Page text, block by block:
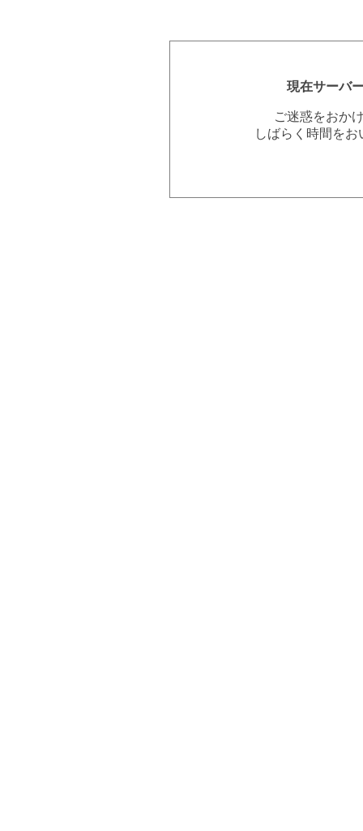
現在サーバ
ご迷惑をおか
しばらく時間を